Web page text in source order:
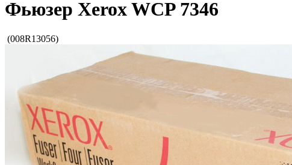
Фьюзер Xerox WCP 7346
(008R13056)